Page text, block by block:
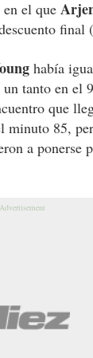
el que
final
había
tanto en el
que
minuto 85,
a ponerse